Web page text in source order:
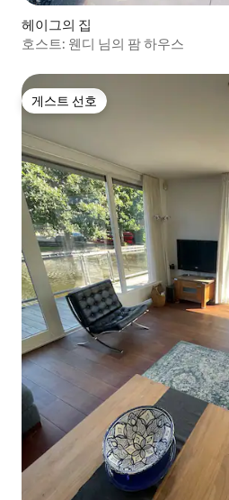
헤이그의 집
호스트: 웬디 님의 팜 하우스
게스트 선호
게스트 선호